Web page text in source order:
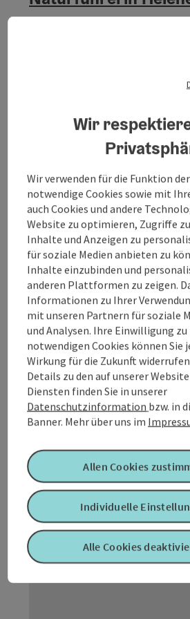
Radshop und
Bramberger
Der Radshop und Fahrradverleih
für kompetente Beratung, guten
Zusätzlich erhält man auch
Mining
Öffnungszeiten
MOMontag geöffnet
DIDienstag geöffnet
MIMittwoch geöffnet
DODonnerstag
FRFreitag
SASamstag
FEFeiertag
Wir
Wir verwenden für die Funktion
notwendige Cookies sowie mit
auch Cookies und andere
Website zu optimieren, Zugriffe
Inhalte und Anzeigen zu
für soziale Medien anbieten zu
Inhalte einzubinden und
anderen Plattformen zu zeigen.
Informationen zu Ihrer
mit unseren Partnern für soziale
und Analysen. Ihre Einwilligung
notwendigen Cookies können Sie
Wirkung für die Zukunft
Details zu den auf unserer
Diensten finden Sie in unserer
Datenschutzinformation bzw. in
Banner. Mehr über uns im
Alle Cookies
Individuelle
Allen Cookies